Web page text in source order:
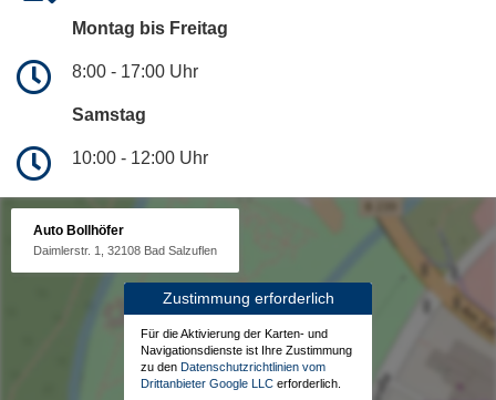
Montag bis Freitag
8:00 - 17:00 Uhr
Samstag
10:00 - 12:00 Uhr
Auto Bollhöfer
Daimlerstr. 1, 32108 Bad Salzuflen
Zustimmung erforderlich
Für die Aktivierung der Karten- und
Navigationsdienste ist Ihre Zustimmung
zu den Datenschutzrichtlinien vom
Drittanbieter Google LLC erforderlich.